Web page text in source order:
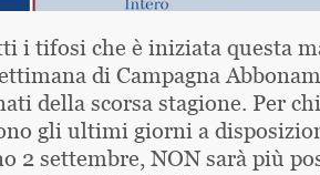
i tifosi che è iniziata questa
di Campagna
della scorsa stagione. Per
gli ultimi giorni a
2 settembre, NON sarà più